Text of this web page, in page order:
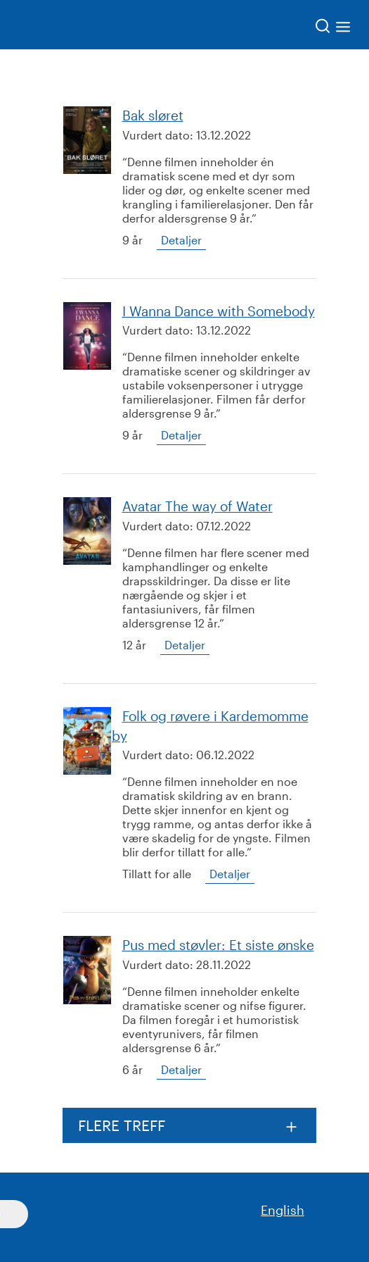
Bak sløret
Vurdert dato: 13.12.2022
Denne filmen inneholder én
dramatisk scene med et dyr som
lider og dør, og enkelte scener med
krangling i familierelasjoner. Den får
derfor aldersgrense 9 år.
9 år
Detaljer
I Wanna Dance with Somebody
Vurdert dato: 13.12.2022
Denne filmen inneholder enkelte
dramatiske scener og skildringer av
ustabile voksenpersoner i utrygge
familierelasjoner. Filmen får derfor
aldersgrense 9 år.
9 år
Detaljer
Avatar The way of Water
Vurdert dato: 07.12.2022
Denne filmen har flere scener med
kamphandlinger og enkelte
drapsskildringer. Da disse er lite
nærgående og skjer i et
fantasiunivers, får filmen
aldersgrense 12 år.
12 år
Detaljer
Folk og røvere i Kardemomme
by
Vurdert dato: 06.12.2022
Denne filmen inneholder en noe
dramatisk skildring av en brann.
Dette skjer innenfor en kjent og
trygg ramme, og antas derfor ikke å
være skadelig for de yngste. Filmen
blir derfor tillatt for alle.
Tillatt for alle
Detaljer
Pus med støvler: Et siste ønske
Vurdert dato: 28.11.2022
Denne filmen inneholder enkelte
dramatiske scener og nifse figurer.
Da filmen foregår i et humoristisk
eventyrunivers, får filmen
aldersgrense 6 år.
6 år
Detaljer
FLERE TREFF
English